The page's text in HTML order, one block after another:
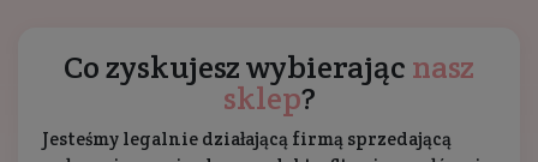
Co zyskujesz wybierając nasz
sklep?
Jesteśmy legalnie działającą firmą sprzedającą